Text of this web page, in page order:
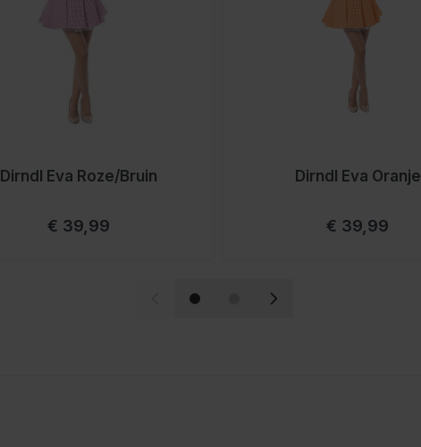
Dirndl Eva Roze/Bruin
€ 39,99
Dirndl Eva Oranje
€ 39,99